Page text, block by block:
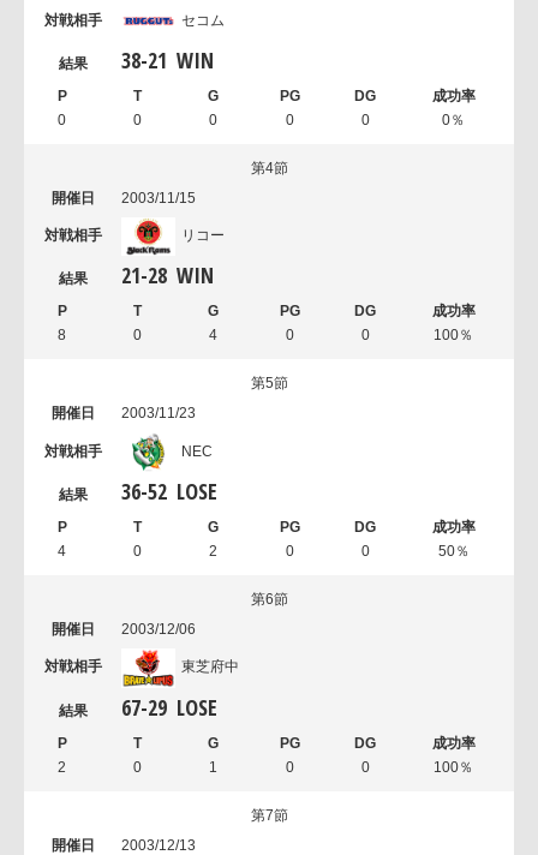
セコム
38-21 WIN
0 0 0 0 0 0％
第4節
2003/11/15
リコー
21-28 WIN
8 0 4 0 0 100％
第5節
2003/11/23
NEC
36-52 LOSE
4 0 2 0 0 50％
第6節
2003/12/06
東芝府中
67-29 LOSE
2 0 1 0 0 100％
第7節
2003/12/13